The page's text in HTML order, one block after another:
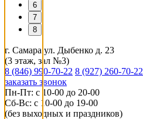
6
7
8
г. Самара ул. Дыбенко д. 23
(3 этаж, зал №3)
8 (846) 990-70-22 8 (927) 260-70-22
заказать звонок
Пн-Пт: с 10-00 до 20-00
Сб-Вс: с 10-00 до 19-00
(без выходных и праздников)